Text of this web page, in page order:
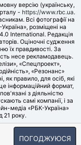
версію (українську,
- https://www.rbc.ua.
Всі фотографії на
розміщені на
International. Редакція
Оціночні судження
їх правдивості. За
несе рекламодавець.
«Спецпроект»,
«Резонанс»
як правило, для осіб, які
інформаційний формат,
з діяльністю
самі компанії, і за
медіа «РБК-Україна»
21 року.
ПОГОДЖУЮСЯ